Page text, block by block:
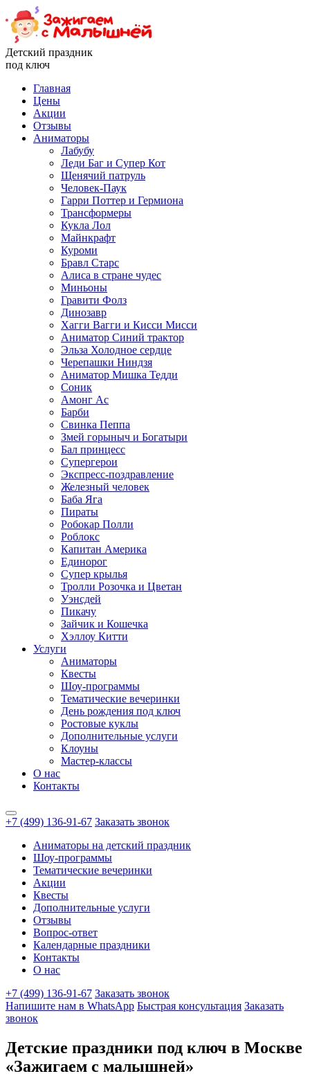
Детский праздник
под ключ
Главная
Цены
Акции
Отзывы
Аниматоры
Лабубу
Леди Баг и Супер Кот
Щенячий патруль
Человек-Паук
Гарри Поттер и Гермиона
Трансформеры
Кукла Лол
Майнкрафт
Куроми
Бравл Старс
Алиса в стране чудес
Миньоны
Гравити Фолз
Динозавр
Хагги Вагги и Кисси Мисси
Аниматор Синий трактор
Эльза Холодное сердце
Черепашки Ниндзя
Аниматор Мишка Тедди
Соник
Амонг Ас
Барби
Свинка Пеппа
Змей горыныч и Богатыри
Бал принцесс
Супергерои
Экспресс-поздравление
Железный человек
Баба Яга
Пираты
Робокар Полли
Роблокс
Капитан Америка
Единорог
Супер крылья
Тролли Розочка и Цветан
Уэнсдей
Пикачу
Зайчик и Кошечка
Хэллоу Китти
Услуги
Аниматоры
Квесты
Шоу-программы
Тематические вечеринки
День рождения под ключ
Ростовые куклы
Дополнительные услуги
Клоуны
Мастер-классы
О нас
Контакты
+7 (499) 136-91-67 Заказать звонок
Аниматоры на детский праздник
Шоу-программы
Тематические вечеринки
Акции
Квесты
Дополнительные услуги
Отзывы
Вопрос-ответ
Календарные праздники
Контакты
О нас
+7 (499) 136-91-67 Заказать звонок
Напишите нам в WhatsApp Быстрая консультация Заказать
звонок
Детские праздники под ключ в Москве
«Зажигаем с малышней»